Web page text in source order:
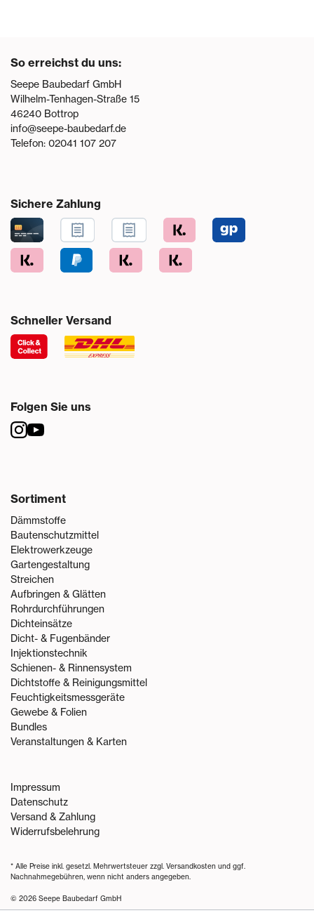
So erreichst du uns:
Seepe Baubedarf GmbH
Wilhelm-Tenhagen-Straße 15
46240 Bottrop
info@seepe-baubedarf.de
Telefon: 02041 107 207
Sichere Zahlung
Schneller Versand
Folgen Sie uns
Sortiment
Dämmstoffe
Bautenschutzmittel
Elektrowerkzeuge
Gartengestaltung
Streichen
Aufbringen & Glätten
Rohrdurchführungen
Dichteinsätze
Dicht- & Fugenbänder
Injektionstechnik
Schienen- & Rinnensystem
Dichtstoffe & Reinigungsmittel
Feuchtigkeitsmessgeräte
Gewebe & Folien
Bundles
Veranstaltungen & Karten
Impressum
Datenschutz
Versand & Zahlung
Widerrufsbelehrung
© 2026 Seepe Baubedarf GmbH
* Alle Preise inkl. gesetzl. Mehrwertsteuer zzgl. Versandkosten und ggf.
Nachnahmegebühren, wenn nicht anders angegeben.